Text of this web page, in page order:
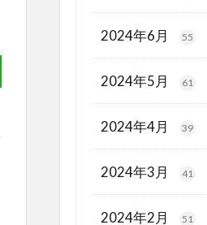
2024年6月 55
2024年5月 61
2024年4月 39
2024年3月 41
2024年2月 51